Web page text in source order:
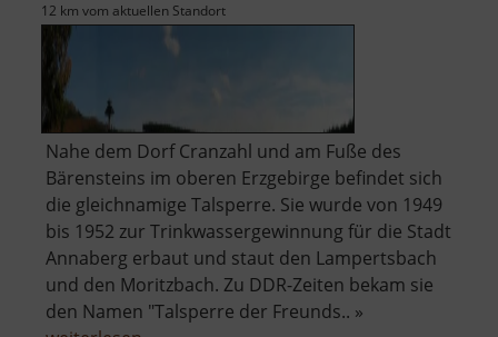
12 km vom aktuellen Standort
Nahe dem Dorf Cranzahl und am Fuße des
Bärensteins im oberen Erzgebirge befindet sich
die gleichnamige Talsperre. Sie wurde von 1949
bis 1952 zur Trinkwassergewinnung für die Stadt
Annaberg erbaut und staut den Lampertsbach
und den Moritzbach. Zu DDR-Zeiten bekam sie
den Namen "Talsperre der Freunds.. »